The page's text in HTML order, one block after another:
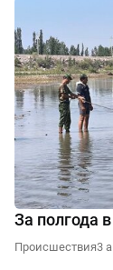
За полгода
Происшествия3